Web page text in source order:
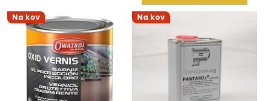
podmienečne odolné voči UV
žiareniu a hodia sa viac na
použitie v interiéri.
Na kov Na kov